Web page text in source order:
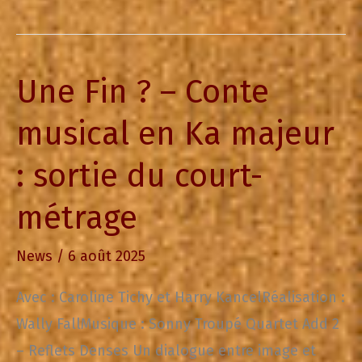
Une Fin ? – Conte
musical en Ka majeur
: sortie du court-
métrage
News / 6 août 2025
Avec : Caroline Tichy et Harry KancelRéalisation :
Wally FallMusique : Sonny Troupé Quartet Add 2
– Reflets Denses Un dialogue entre image et